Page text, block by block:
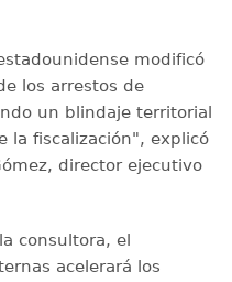
modificó
los arrestos de
un blindaje territorial
la fiscalización", explicó
director ejecutivo
consultora, el
acelerará los